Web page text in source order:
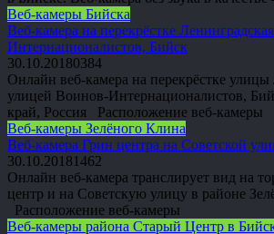
Веб-камеры Бийска
Веб-камера на перекрёстке
Интернационалистов, Бийск
30.10.20180384
Онлайн веб-камера на перекрёстке улицы
улицей Воинов-Интернационалистов,
край, Россия Расположение веб-камеры
Веб-камеры Зелёного Клина
Веб-камера Грин центра на Советской
30.10.20181462
Онлайн веб-камера транслирует вид на
центр и на Советскую улицу в районе
Расположение веб-камеры
Веб-камеры района Старый Центр в